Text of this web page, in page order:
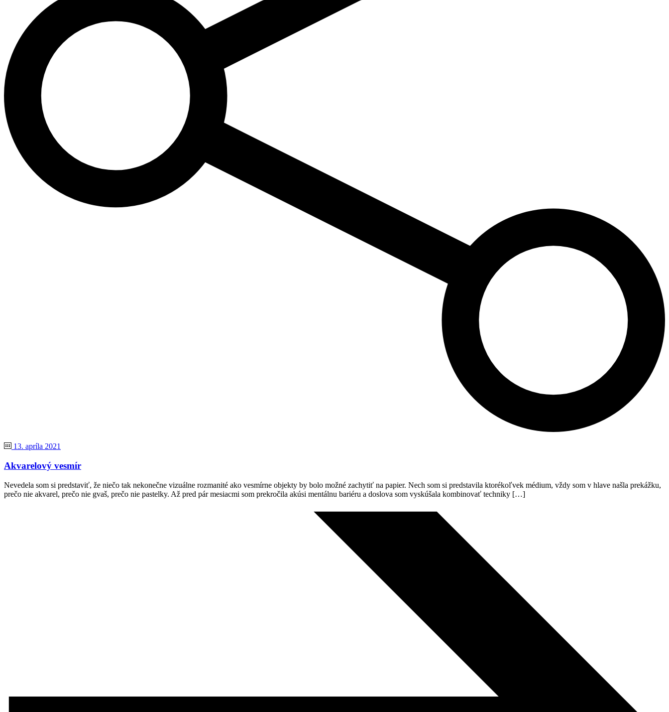
13. apríla 2021
Akvarelový vesmír
Nevedela som si predstaviť, že niečo tak nekonečne vizuálne rozmanité ako vesmírne objekty by bolo možné zachytiť na papier. Nech som si predstavila ktorékoľvek médium, vždy som v hlave našla prekážku,
prečo nie akvarel, prečo nie gvaš, prečo nie pastelky. Až pred pár mesiacmi som prekročila akúsi mentálnu bariéru a doslova som vyskúšala kombinovať techniky […]